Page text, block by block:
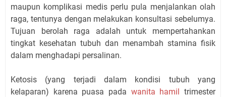
maupun komplikasi medis perlu pula menjalankan olah
raga, tentunya dengan melakukan konsultasi sebelumya.
Tujuan berolah raga adalah untuk mempertahankan
tingkat kesehatan tubuh dan menambah stamina fisik
dalam menghadapi persalinan.
Ketosis (yang terjadi dalam kondisi tubuh yang
kelaparan) karena puasa pada wanita hamil trimester